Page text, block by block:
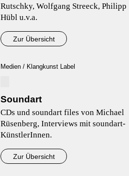
Rutschky, Wolfgang Streeck, Philipp
Hübl u.v.a.
Zur Übersicht
Medien / Klangkunst Label
Soundart
CDs und soundart files von Michael
Rüsenberg, Interviews mit soundart-
KünstlerInnen.
Zur Übersicht